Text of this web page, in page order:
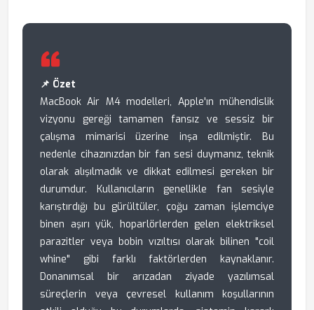
📌 Özet
MacBook Air M4 modelleri, Apple'ın mühendislik
vizyonu gereği tamamen fansız ve sessiz bir
çalışma mimarisi üzerine inşa edilmiştir. Bu
nedenle cihazınızdan bir fan sesi duymanız, teknik
olarak alışılmadık ve dikkat edilmesi gereken bir
durumdur. Kullanıcıların genellikle fan sesiyle
karıştırdığı bu gürültüler, çoğu zaman işlemciye
binen aşırı yük, hoparlörlerden gelen elektriksel
parazitler veya bobin vızıltısı olarak bilinen "coil
whine" gibi farklı faktörlerden kaynaklanır.
Donanımsal bir arızadan ziyade yazılımsal
süreçlerin veya çevresel kullanım koşullarının